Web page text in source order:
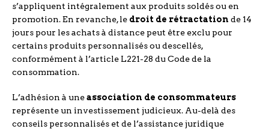
s’appliquent intégralement aux produits soldés ou en
promotion. En revanche, le droit de rétractation de 14
jours pour les achats à distance peut être exclu pour
certains produits personnalisés ou descellés,
conformément à l’article L221-28 du Code de la
consommation.
L’adhésion à uneassociation de consommateurs
représente un investissement judicieux. Au-delà des
conseils personnalisés et de l’assistance juridique